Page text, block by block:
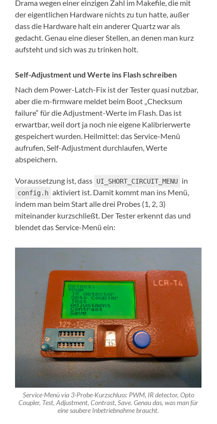
Drama wegen einer einzigen Zahl im Makefile, die mit
der eigentlichen Hardware nichts zu tun hatte, außer
dass die Hardware halt ein anderer Quartz war als
gedacht. Genau eine dieser Stellen, an denen man kurz
aufsteht und sich was zu trinken holt.
Self-Adjustment und Werte ins Flash schreiben
Nach dem Power-Latch-Fix ist der Tester quasi nutzbar,
aber die m-firmware meldet beim Boot „Checksum
failure“ für die Adjustment-Werte im Flash. Das ist
erwartbar, weil dort ja noch nie eigene Kalibrierwerte
gespeichert wurden. Heilmittel: das Service-Menü
aufrufen, Self-Adjustment durchlaufen, Werte
abspeichern.
Voraussetzung ist, dass UI_SHORT_CIRCUIT_MENU in
config.h aktiviert ist. Damit kommt man ins Menü,
indem man beim Start alle drei Probes (1, 2, 3)
miteinander kurzschließt. Der Tester erkennt das und
blendet das Service-Menü ein:
Service-Menü via 3-Probe-Kurzschluss: PWM, IR detector, Opto
Coupler, Test, Adjustment, Contrast, Save. Genau das, was man für
eine saubere Inbetriebnahme braucht.